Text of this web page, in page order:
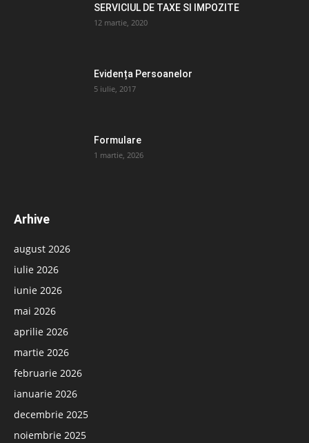
SERVICIUL DE TAXE SI IMPOZITE
12 martie, 2020
Evidența Persoanelor
5 iulie, 2017
Formulare
1 martie, 2026
Arhive
august 2026
iulie 2026
iunie 2026
mai 2026
aprilie 2026
martie 2026
februarie 2026
ianuarie 2026
decembrie 2025
noiembrie 2025